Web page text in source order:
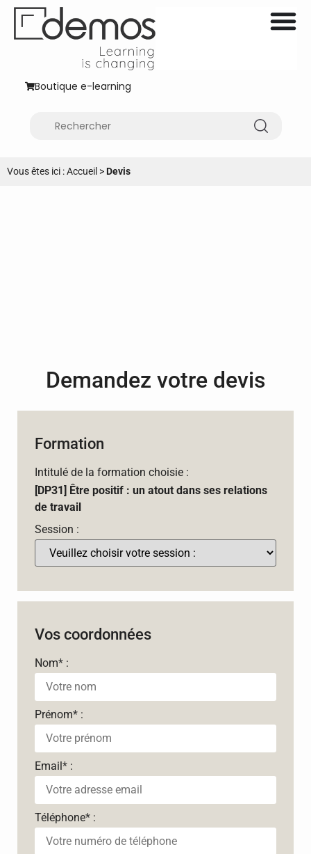
Boutique e-learning
Vous êtes ici :Accueil >Devis
Demandez votre devis
Formation
Intitulé de la formation choisie :
[DP31] Être positif : un atout dans ses relations
de travail
Session :
Vos coordonnées
Nom* :
Prénom* :
Email* :
Téléphone* :